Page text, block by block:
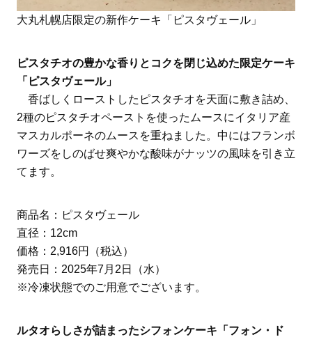
大丸札幌店限定の新作ケーキ「ピスタヴェール」
ピスタチオの豊かな香りとコクを閉じ込めた限定ケーキ
「ピスタヴェール」
香ばしくローストしたピスタチオを天面に敷き詰め、
2種のピスタチオペーストを使ったムースにイタリア産
マスカルポーネのムースを重ねました。中にはフランボ
ワーズをしのばせ爽やかな酸味がナッツの風味を引き立
てます。
商品名：ピスタヴェール
直径：12cm
価格：2,916円（税込）
発売日：2025年7月2日（水）
※冷凍状態でのご用意でございます。
ルタオらしさが詰まったシフォンケーキ「フォン・ド